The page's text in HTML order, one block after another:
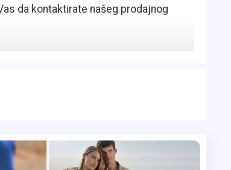
da kontaktirate našeg prodajnog